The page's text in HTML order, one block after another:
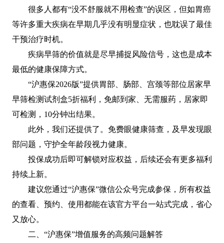
很多人都有“没不舒服就不用检查”的误区，但如胃癌
等许多重大疾病在早期几乎没有明显症状，也耽误了最佳
干预治疗时机。
疾病早筛的价值就是尽早捕捉风险信号，这也是成本
最低的健康保障方式。
“沪惠保2026版”提供胃部、肠部、宫颈等部位居家早
早筛检测试剂盒5折福利，免邮到家、无需服药，居家即
可检测，10分钟出结果。
此外，我们还提供了。免费眼健康筛查，及早发现眼
部问题，守护全年龄段视力健康。
投保成功后即可解锁对应权益，后续还会有更多福利
持续上新。
建议您通过“沪惠保”微信公众号完成参保，所有权益
的查看、预约、使用都能在该官方平台一站式完成，省心
又放心。
二、“沪惠保”增值服务的高频问题解答